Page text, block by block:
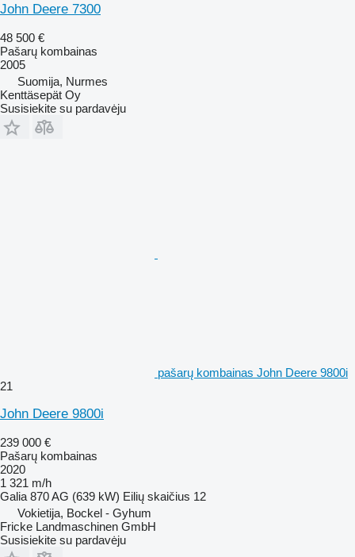
John Deere 7300
48 500 €
Pašarų kombainas
2005
Suomija, Nurmes
Kenttäsepät Oy
Susisiekite su pardavėju
pašarų kombainas John Deere 9800i
21
John Deere 9800i
239 000 €
Pašarų kombainas
2020
1 321 m/h
Galia 870 AG (639 kW) Eilių skaičius 12
Vokietija, Bockel - Gyhum
Fricke Landmaschinen GmbH
Susisiekite su pardavėju